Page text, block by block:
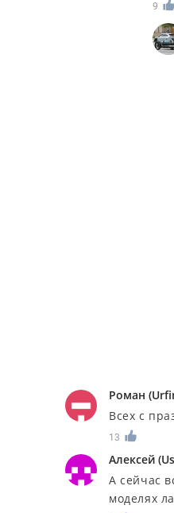
9
Роман (
Всех с
13
Алексей (
А сейчас
моделях